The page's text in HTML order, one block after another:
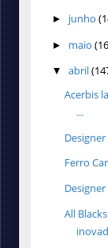
► junho
► maio
▼ abril
Acerbis
...
Ferro
All